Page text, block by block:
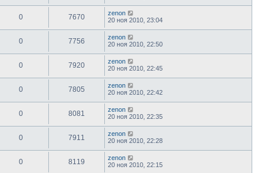
0 7670
zenon
20 ноя 2010, 23:04
0 7756
zenon
20 ноя 2010, 22:50
0 7920
zenon
20 ноя 2010, 22:45
0 7805
zenon
20 ноя 2010, 22:42
0 8081
zenon
20 ноя 2010, 22:35
0 7911
zenon
20 ноя 2010, 22:28
0 8119
zenon
20 ноя 2010, 22:15